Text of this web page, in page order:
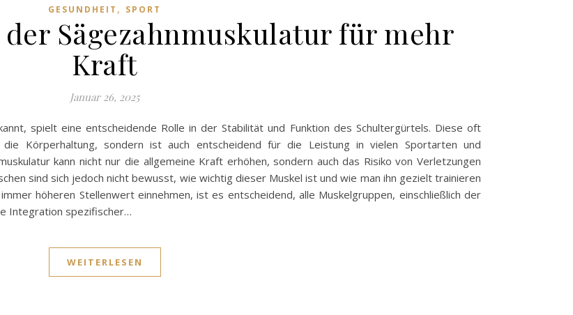
GESUNDHEIT , SPORT
Sägezahnmuskulatur für mehr
Kraft
Januar 26, 2025
spielt eine entscheidende Rolle in der Stabilität und Funktion des Schultergürtels. Diese oft
Körperhaltung, sondern ist auch entscheidend für die Leistung in vielen Sportarten und
kann nicht nur die allgemeine Kraft erhöhen, sondern auch das Risiko von Verletzungen
sind sich jedoch nicht bewusst, wie wichtig dieser Muskel ist und wie man ihn gezielt trainieren
höheren Stellenwert einnehmen, ist es entscheidend, alle Muskelgruppen, einschließlich der
Integration spezifischer…
WEITERLESEN